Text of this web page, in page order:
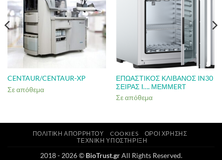
CENTAUR/CENTAUR-XP
Σε απόθεμα
ΕΠΩΑΣΤΙΚΟΣ ΚΛΙΒΑΝΟΣ IN30
ΣΕΙΡΑΣ I…. ΜΕΜΜERT
Σε απόθεμα
ΠΟΛΙΤΙΚΉ ΑΠΟΡΡΉΤΟΥ COOKIES
ΌΡΟΙ ΧΡΉΣΗΣ
ΤΕΧΝΙΚΉ ΥΠΟΣΤΉΡΙΞΗ
2018 - 2026 © BioTrust.grAll Rights Reserved.